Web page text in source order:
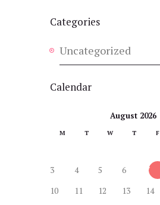
Categories
Uncategorized
Calendar
August 2026
M T W T F
3
4 5 6 7
10
11 12 13 14